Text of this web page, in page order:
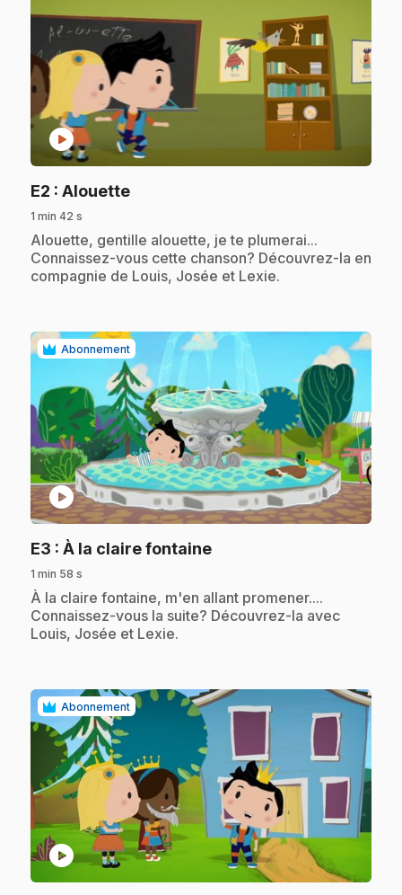
play_circle
E2 : Alouette.
1 min 42 s
.Alouette, gentille alouette, je te plumerai...
Connaissez-vous cette chanson? Découvrez-la en
compagnie de Louis, Josée et Lexie.
Abonnement
play_circle
E3 : À la claire fontaine.
1 min 58 s
.À la claire fontaine, m'en allant promener....
Connaissez-vous la suite? Découvrez-la avec
Louis, Josée et Lexie.
Abonnement
play_circle